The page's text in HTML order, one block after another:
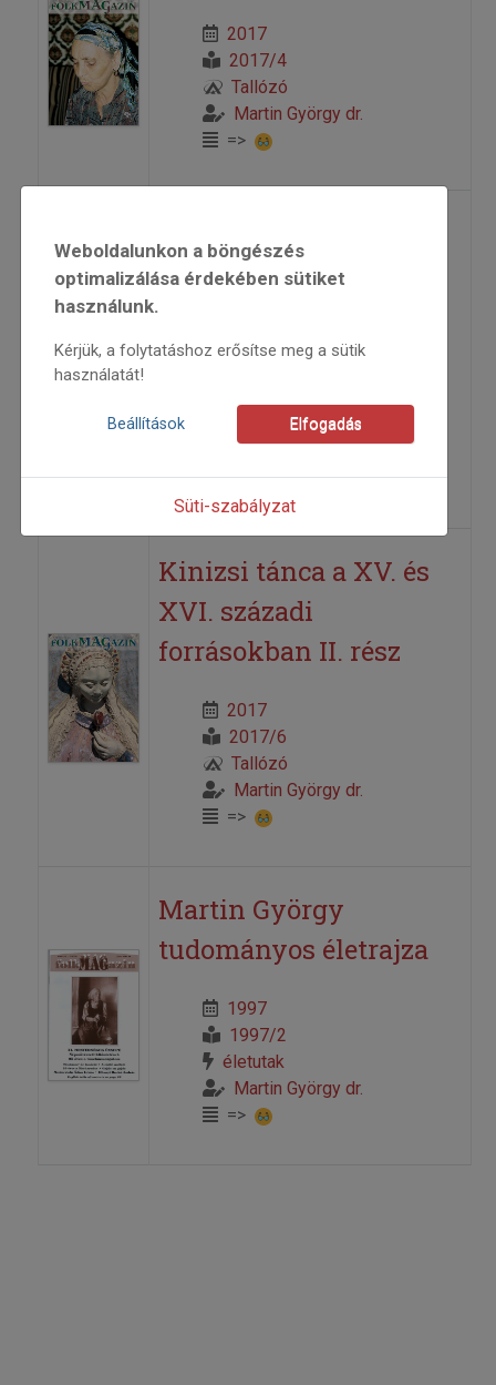
2017
2017/4
Tallózó
Martin György dr.
=>
XVI. századi
forrásokban I. rész
=>
Kinizsi tánca a XV. és
XVI. századi
forrásokban II. rész
2017
2017/6
Tallózó
Martin György dr.
=>
Martin György
tudományos életrajza
1997
1997/2
életutak
Martin György dr.
=>
Weboldalunkon a böngészés
optimalizálása érdekében sütiket
használunk.
Kérjük, a folytatáshoz erősítse meg a sütik
használatát!
Beállítások Elfogadás
Süti-szabályzat